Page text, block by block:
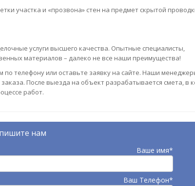
участка и «прозвона» стен на предмет скрытой
услуги высшего качества. Опытные специалисты,
материалов – далеко не все наши преимущества!
телефону или оставьте заявку на сайте. Наши
После выезда на объект разрабатывается смета, в
работ.
нам
Ваше имя*
Ваш Телефон*